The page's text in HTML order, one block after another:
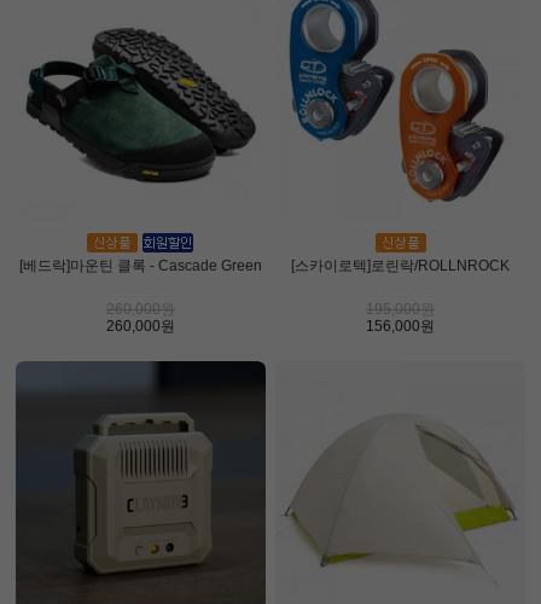
[베드락]마운틴 클록 - Cascade Green
260,000원
260,000원
[스카이로텍]로린락/ROLLNROCK
195,000원
156,000원